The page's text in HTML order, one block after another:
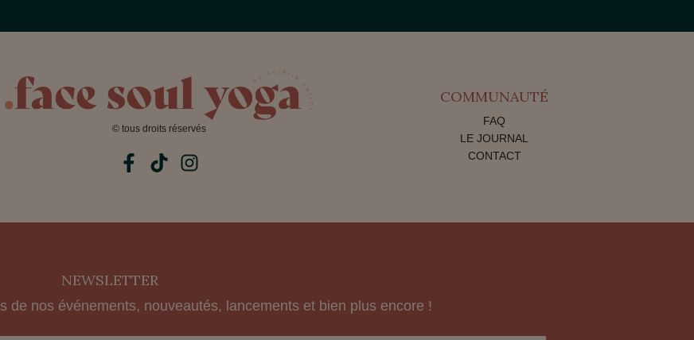
© tous droits réservés
COMMUNAUTÉ
FAQ
LE JOURNAL
CONTACT
NEWSLETTER
de nos événements, nouveautés, lancements et bien plus encore !